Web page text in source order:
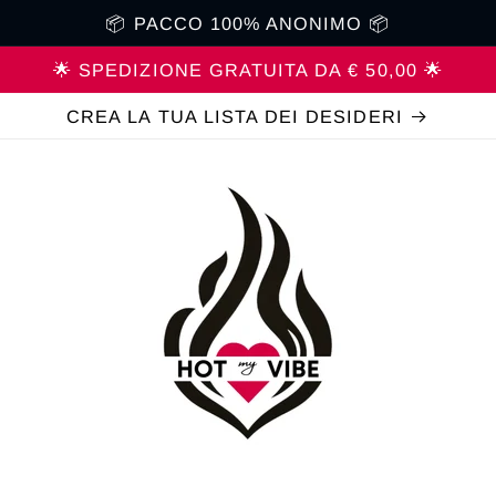
📦 PACCO 100% ANONIMO 📦
🌟 SPEDIZIONE GRATUITA DA € 50,00 🌟
CREA LA TUA LISTA DEI DESIDERI